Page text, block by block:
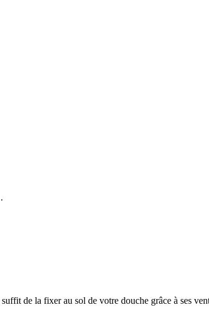
.
de la fixer au sol de votre douche grâce à ses